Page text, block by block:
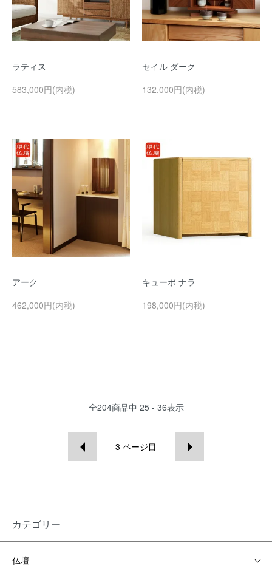
ラティス
583,000円(内税)
セイル ダーク
132,000円(内税)
アーク
462,000円(内税)
キューボ ナラ
198,000円(内税)
全204商品中 25 - 36表示
3 ページ目
カテゴリー
仏壇